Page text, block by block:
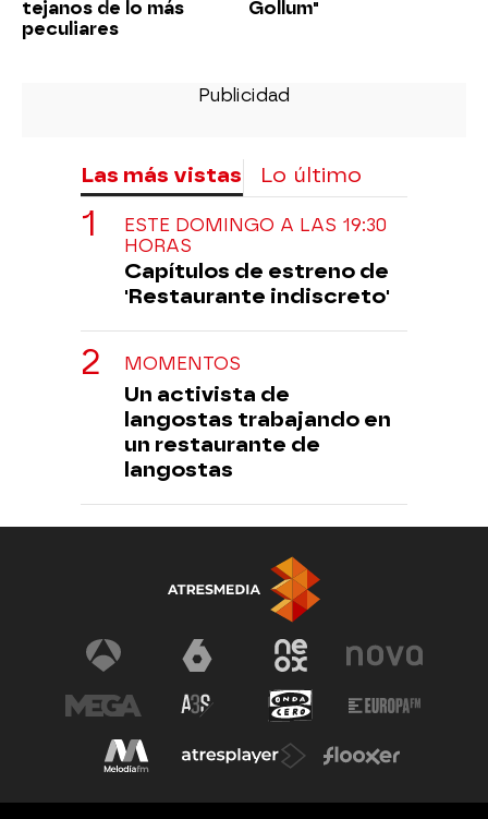
tejanos de lo más
peculiares
Gollum"
Las más vistas Lo último
ESTE DOMINGO A LAS 19:30
HORAS
Capítulos de estreno de
'Restaurante indiscreto'
MOMENTOS
Un activista de
langostas trabajando en
un restaurante de
langostas